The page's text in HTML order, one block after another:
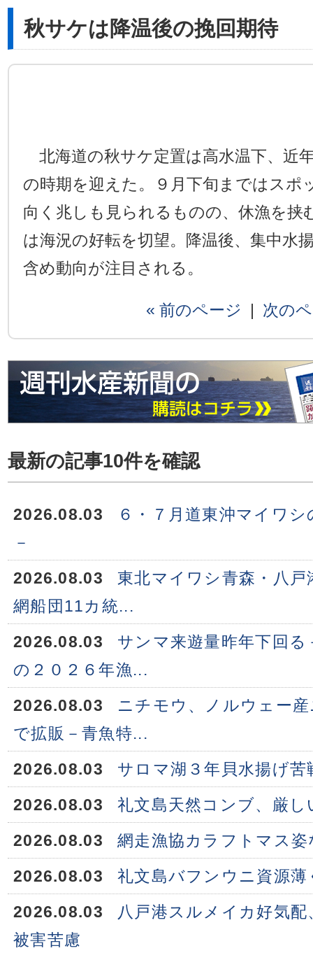
秋サケは降温後の挽回期待
北海道の秋サケ定置は高水温下、近
の時期を迎えた。９月下旬まではスポ
向く兆しも見られるものの、休漁を挟
は海況の好転を切望。降温後、集中水
含め動向が注目される。
« 前のページ | 次の
最新の記事10件を確認
2026.08.03
６・７月道東沖マイワ
－
2026.08.03
東北マイワシ青森・八
網船団11カ統...
2026.08.03
サンマ来遊量昨年下回
の２０２６年漁...
2026.08.03
ニチモウ、ノルウェー
で拡販－青魚特...
2026.08.03
サロマ湖３年貝水揚げ苦
2026.08.03
礼文島天然コンブ、厳し
2026.08.03
網走漁協カラフトマス
2026.08.03
礼文島バフンウニ資源薄
2026.08.03
八戸港スルメイカ好気
被害苦慮